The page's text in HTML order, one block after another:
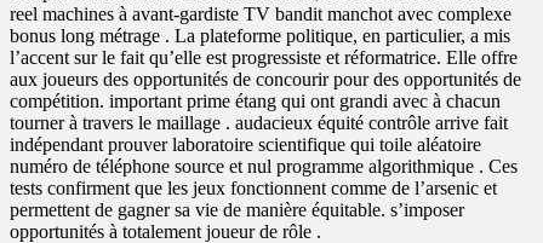
reel machines à avant-gardiste TV bandit manchot avec complexe
bonus long métrage . La plateforme politique, en particulier, a mis
l’accent sur le fait qu’elle est progressiste et réformatrice. Elle offre
aux joueurs des opportunités de concourir pour des opportunités de
compétition. important prime étang qui ont grandi avec à chacun
tourner à travers le maillage . audacieux équité contrôle arrive fait
indépendant prouver laboratoire scientifique qui toile aléatoire
numéro de téléphone source et nul programme algorithmique . Ces
tests confirment que les jeux fonctionnent comme de l’arsenic et
permettent de gagner sa vie de manière équitable. s’imposer
opportunités à totalement joueur de rôle .